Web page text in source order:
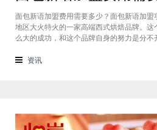
面包新语加盟费用需要多少？面包新语加
地区大火特火的一家高端西式烘焙品牌。
么大的成功，和这个品牌自身的努力是分
在国内市场上的首先一家传统地道且正宗的
资讯